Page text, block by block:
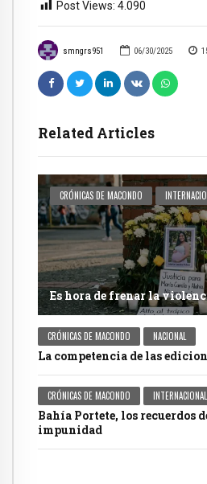
smngrs951 06/30/2025
Related Articles
CRÓNICAS DE MACONDO
Es hora de frenar la
CRÓNICAS DE MACONDO NACIONAL
La competencia de las
CRÓNICAS DE MACONDO INTERNACIONAL
Bahía Portete, los recuerdos
impunidad
Post Views: 4.090